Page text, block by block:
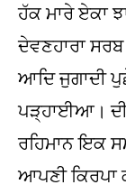
ਹੱਕ ਮਾਰੇ ਏਕਾ
ਦੇਵਣਹਾਰਾ
ਆਦਿ ਜੁਗਾਦੀ
ਪੜ੍ਹਾਈਆ।
ਰਹਿਮਾਨ ਇਕ
ਆਪਣੀ